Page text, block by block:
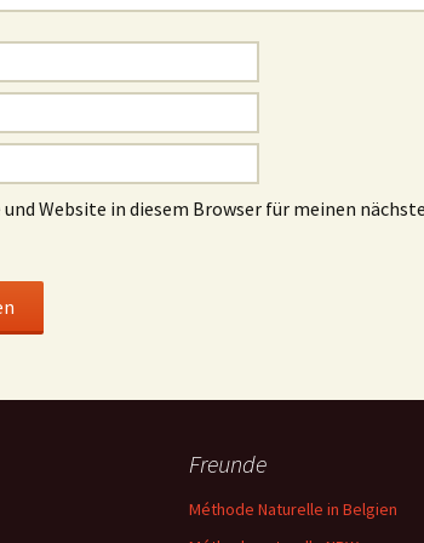
und Website in diesem Browser für meinen
Freunde
Méthode Naturelle in Belgien